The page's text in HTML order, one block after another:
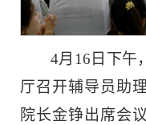
4月16日下午
厅召开辅导员助
院长金铮出席会